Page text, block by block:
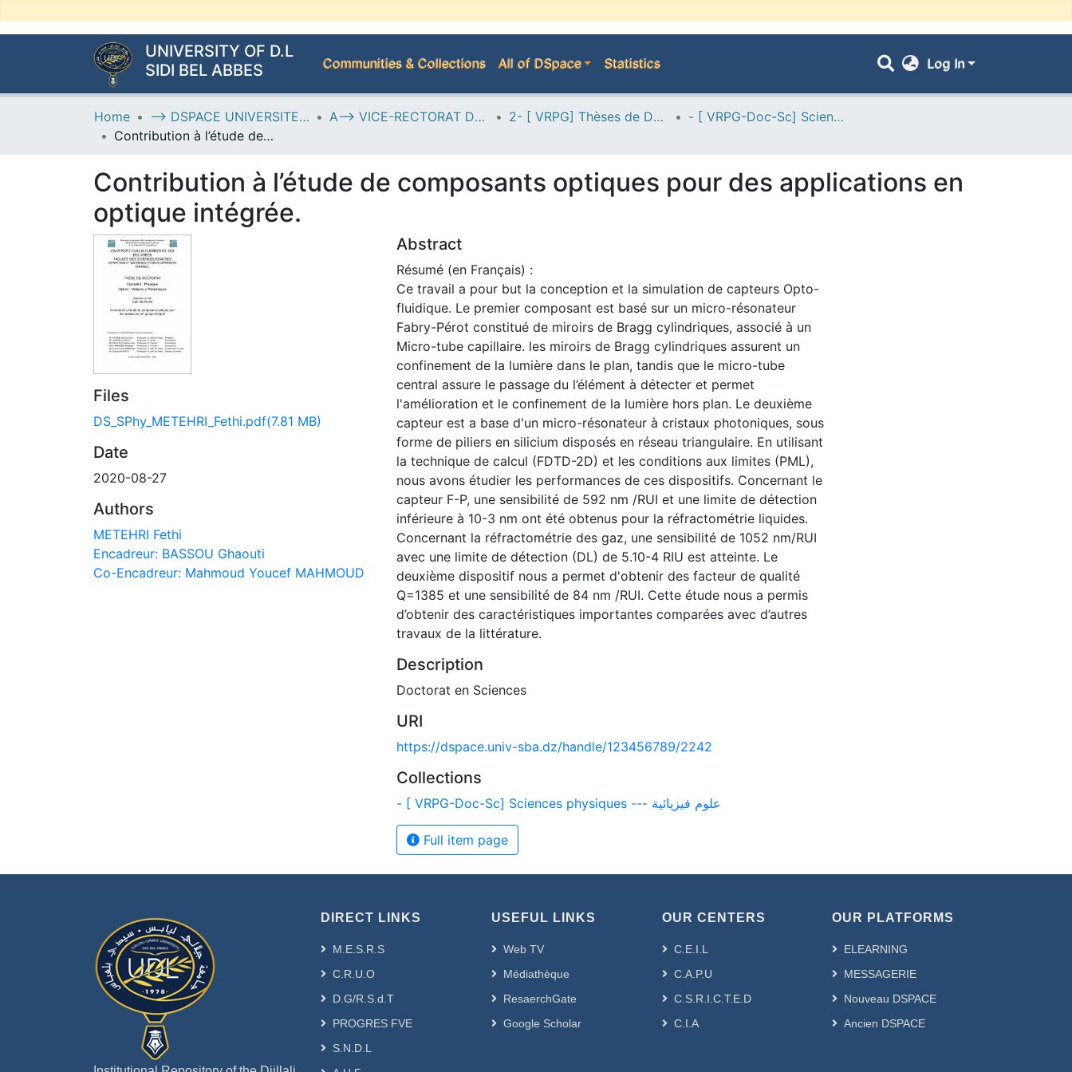
UNIVERSITY OF D.L
SIDI BEL ABBES
Communities & Collections All of DSpace Statistics Log In
Home --> DSPACE UNIVERSITE DJILALLI LIABES DE SIDI BEL ABBES A--> VICE-RECTORAT DE LA POST-GRADUATION 2- [ VRPG] Thèses de Doctorat en Sciences
- [ VRPG-Doc-Sc] Sciences physiques --- علوم فيزيائية
Contribution à l’étude de composants optiques pour des applications en optique intégrée.
Contribution à l’étude de composants optiques pour des applications en
optique intégrée.
Files
DS_SPhy_METEHRI_Fethi.pdf(7.81 MB)
Date
2020-08-27
Authors
METEHRI Fethi
Encadreur: BASSOU Ghaouti
Co-Encadreur: Mahmoud Youcef MAHMOUD
Abstract
Résumé (en Français) :
Ce travail a pour but la conception et la simulation de capteurs Opto-
fluidique. Le premier composant est basé sur un micro-résonateur
Fabry-Pérot constitué de miroirs de Bragg cylindriques, associé à un
Micro-tube capillaire. les miroirs de Bragg cylindriques assurent un
confinement de la lumière dans le plan, tandis que le micro-tube
central assure le passage du l’élément à détecter et permet
l'amélioration et le confinement de la lumière hors plan. Le deuxième
capteur est a base d'un micro-résonateur à cristaux photoniques, sous
forme de piliers en silicium disposés en réseau triangulaire. En utilisant
la technique de calcul (FDTD-2D) et les conditions aux limites (PML),
nous avons étudier les performances de ces dispositifs. Concernant le
capteur F-P, une sensibilité de 592 nm /RUI et une limite de détection
inférieure à 10-3 nm ont été obtenus pour la réfractométrie liquides.
Concernant la réfractométrie des gaz, une sensibilité de 1052 nm/RUI
avec une limite de détection (DL) de 5.10-4 RIU est atteinte. Le
deuxième dispositif nous a permet d'obtenir des facteur de qualité
Q=1385 et une sensibilité de 84 nm /RUI. Cette étude nous a permis
d’obtenir des caractéristiques importantes comparées avec d’autres
travaux de la littérature.
Description
Doctorat en Sciences
URI
https://dspace.univ-sba.dz/handle/123456789/2242
Collections
- [ VRPG-Doc-Sc] Sciences physiques --- علوم فيزيائية
Full item page
DIRECT LINKS
M.E.S.R.S
C.R.U.O
D.G/R.S.d.T
PROGRES FVE
S.N.D.L
USEFUL LINKS
Web TV
Médiathèque
ResaerchGate
Google Scholar
OUR CENTERS
C.E.I.L
C.A.P.U
C.S.R.I.C.T.E.D
C.I.A
OUR PLATFORMS
ELEARNING
MESSAGERIE
Nouveau DSPACE
Ancien DSPACE